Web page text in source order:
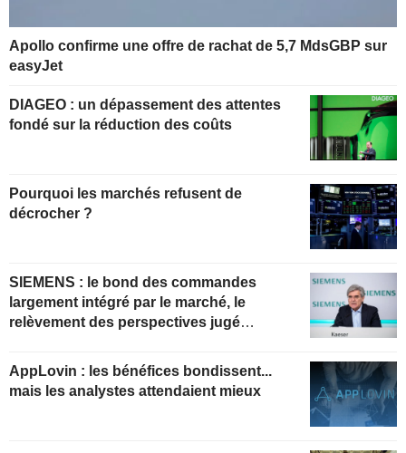
Apollo confirme une offre de rachat de 5,7 MdsGBP sur
easyJet
DIAGEO : un dépassement des attentes
fondé sur la réduction des coûts
Pourquoi les marchés refusent de
décrocher ?
SIEMENS : le bond des commandes
largement intégré par le marché, le
relèvement des perspectives jugé
actuelles
AppLovin : les bénéfices bondissent...
mais les analystes attendaient mieux